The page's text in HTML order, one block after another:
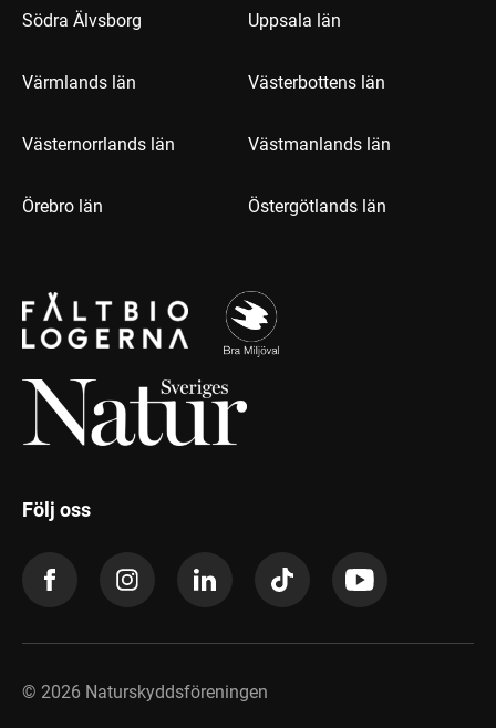
Södra Älvsborg Uppsala län
Värmlands län Västerbottens län
Västernorrlands län Västmanlands län
Örebro län Östergötlands län
Följ oss
© 2026 Naturskyddsföreningen